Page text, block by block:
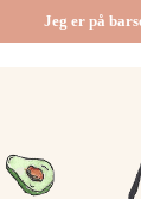
Jeg er på